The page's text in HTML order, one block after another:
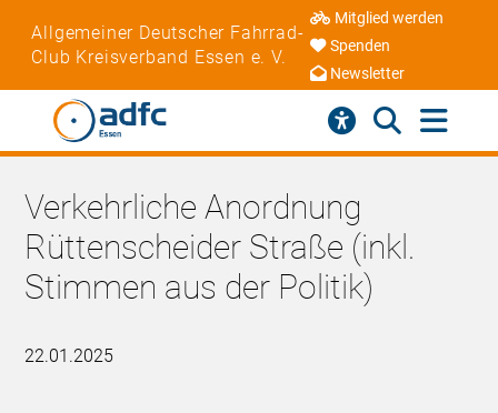
Allgemeiner Deutscher Fahrrad-
Club Kreisverband Essen e. V.
Mitglied werden
Spenden
Newsletter
Verkehrliche Anordnung
Rüttenscheider Straße (inkl.
Stimmen aus der Politik)
22.01.2025